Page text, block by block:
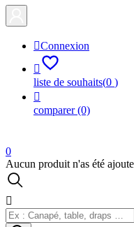
Connexion

liste de souhaits(0 )

comparer(0)
0
Aucun produit n'as été
